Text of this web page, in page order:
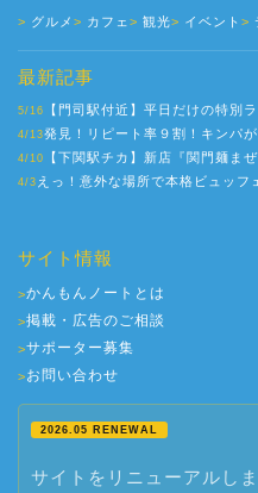
グルメ カフェ 観光 イベント
最新記事
5/16 【門司駅付近】平日だけの特別
4/13発見！リピート率９割！キンパ
4/10 【下関駅チカ】新店『関門麺ま
4/3 えっ！意外な場所で本格ビュッフ
サイト情報
>かんもんノートとは
>掲載・広告のご相談
>サポーター募集
>お問い合わせ
2026.05 RENEWAL
サイトをリニューアルしま